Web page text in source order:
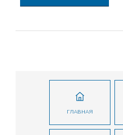
ГЛАВНАЯ